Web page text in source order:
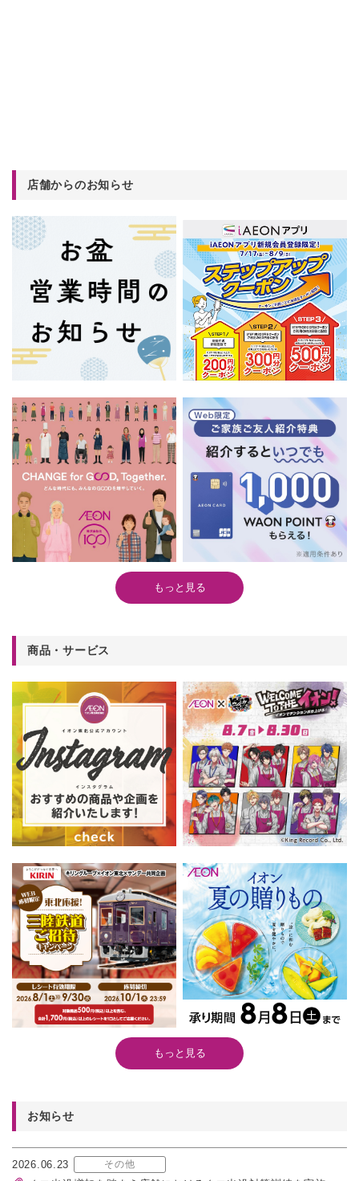
店舗からのお知らせ
もっと見る
商品・サービス
もっと見る
お知らせ
2026.06.23 その他